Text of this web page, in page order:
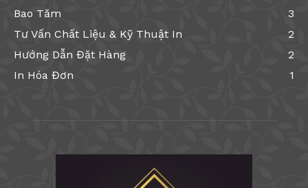
Bao Tăm
3
Tư Vấn Chất Liệu & Kỹ Thuật In
2
Hướng Dẫn Đặt Hàng
2
In Hóa Đơn
1